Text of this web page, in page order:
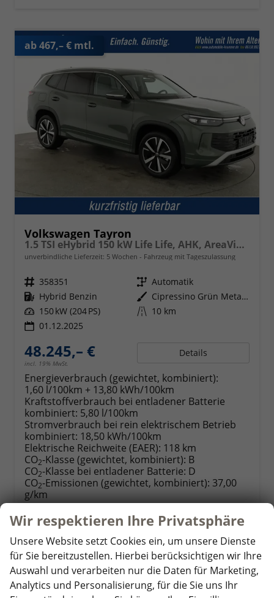
ab 467,– € mtl.
Volkswagen Tayron
1.5 TSI eHybrid 150 kW Life Life, AHK, AreaView, Side, Navi, Winter, 5-J. Garantie
unverbindliche Lieferzeit: 5 Wochen Fahrzeug mit Tageszulassung
Fahrzeugnr. 358351 Getriebe Automatik
Kraftstoff Hybrid Benzin Außenfarbe
Cipressino Grün Metallic
Leistung 150 kW (204 PS) Kilometerstand 10 km
01.12.2025
48.245,– €
incl. 19% MwSt.
Details
Energieverbrauch (gewichtet, kombiniert):
1,60 l/100km + 13,80 kWh/100km
Kraftstoffverbrauch bei entladener Batterie
kombiniert: 5,80 l/100km
Stromverbrauch bei rein elektrischem Betrieb
kombiniert: 18,50 kWh/100km
Elektrische Reichweite (EAER): 118 km
CO2-Klasse (gewichtet, kombiniert): B
CO2-Klasse bei entladener Batterie: D
CO2-Emissionen (gewichtet, kombiniert): 37,00
g/km
ab 472,– € mtl.
Wir respektieren Ihre Privatsphäre
Unsere Website setzt Cookies ein, um unsere Dienste
für Sie bereitzustellen. Hierbei berücksichtigen wir Ihre
Auswahl und verarbeiten nur die Daten für Marketing,
Analytics und Personalisierung, für die Sie uns Ihr